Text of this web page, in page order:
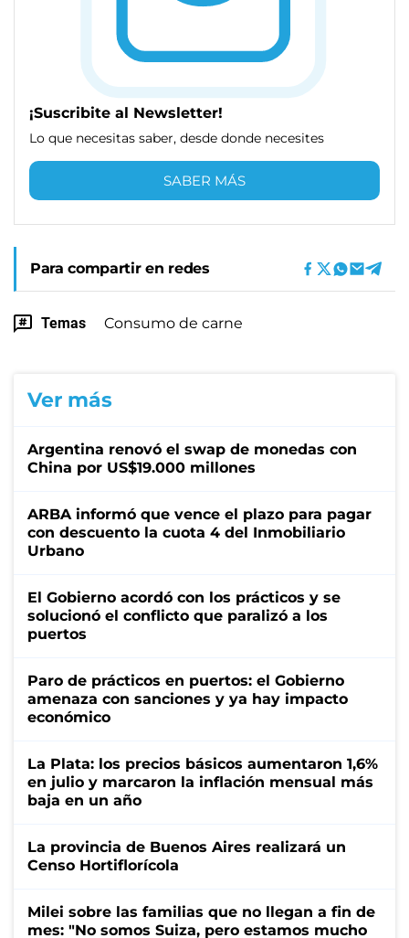
¡Suscribite al Newsletter!
Lo que necesitas saber, desde donde necesites
SABER MÁS
Para compartir en redes
Temas Consumo de carne
Ver más
Argentina renovó el swap de monedas con
China por US$19.000 millones
ARBA informó que vence el plazo para pagar
con descuento la cuota 4 del Inmobiliario
Urbano
El Gobierno acordó con los prácticos y se
solucionó el conflicto que paralizó a los
puertos
Paro de prácticos en puertos: el Gobierno
amenaza con sanciones y ya hay impacto
económico
La Plata: los precios básicos aumentaron 1,6%
en julio y marcaron la inflación mensual más
baja en un año
La provincia de Buenos Aires realizará un
Censo Hortiflorícola
Milei sobre las familias que no llegan a fin de
mes: "No somos Suiza, pero estamos mucho